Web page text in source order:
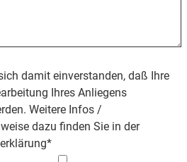
damit einverstanden, daß Ihre
Ihres Anliegens
Weitere Infos /
dazu finden Sie in der
*